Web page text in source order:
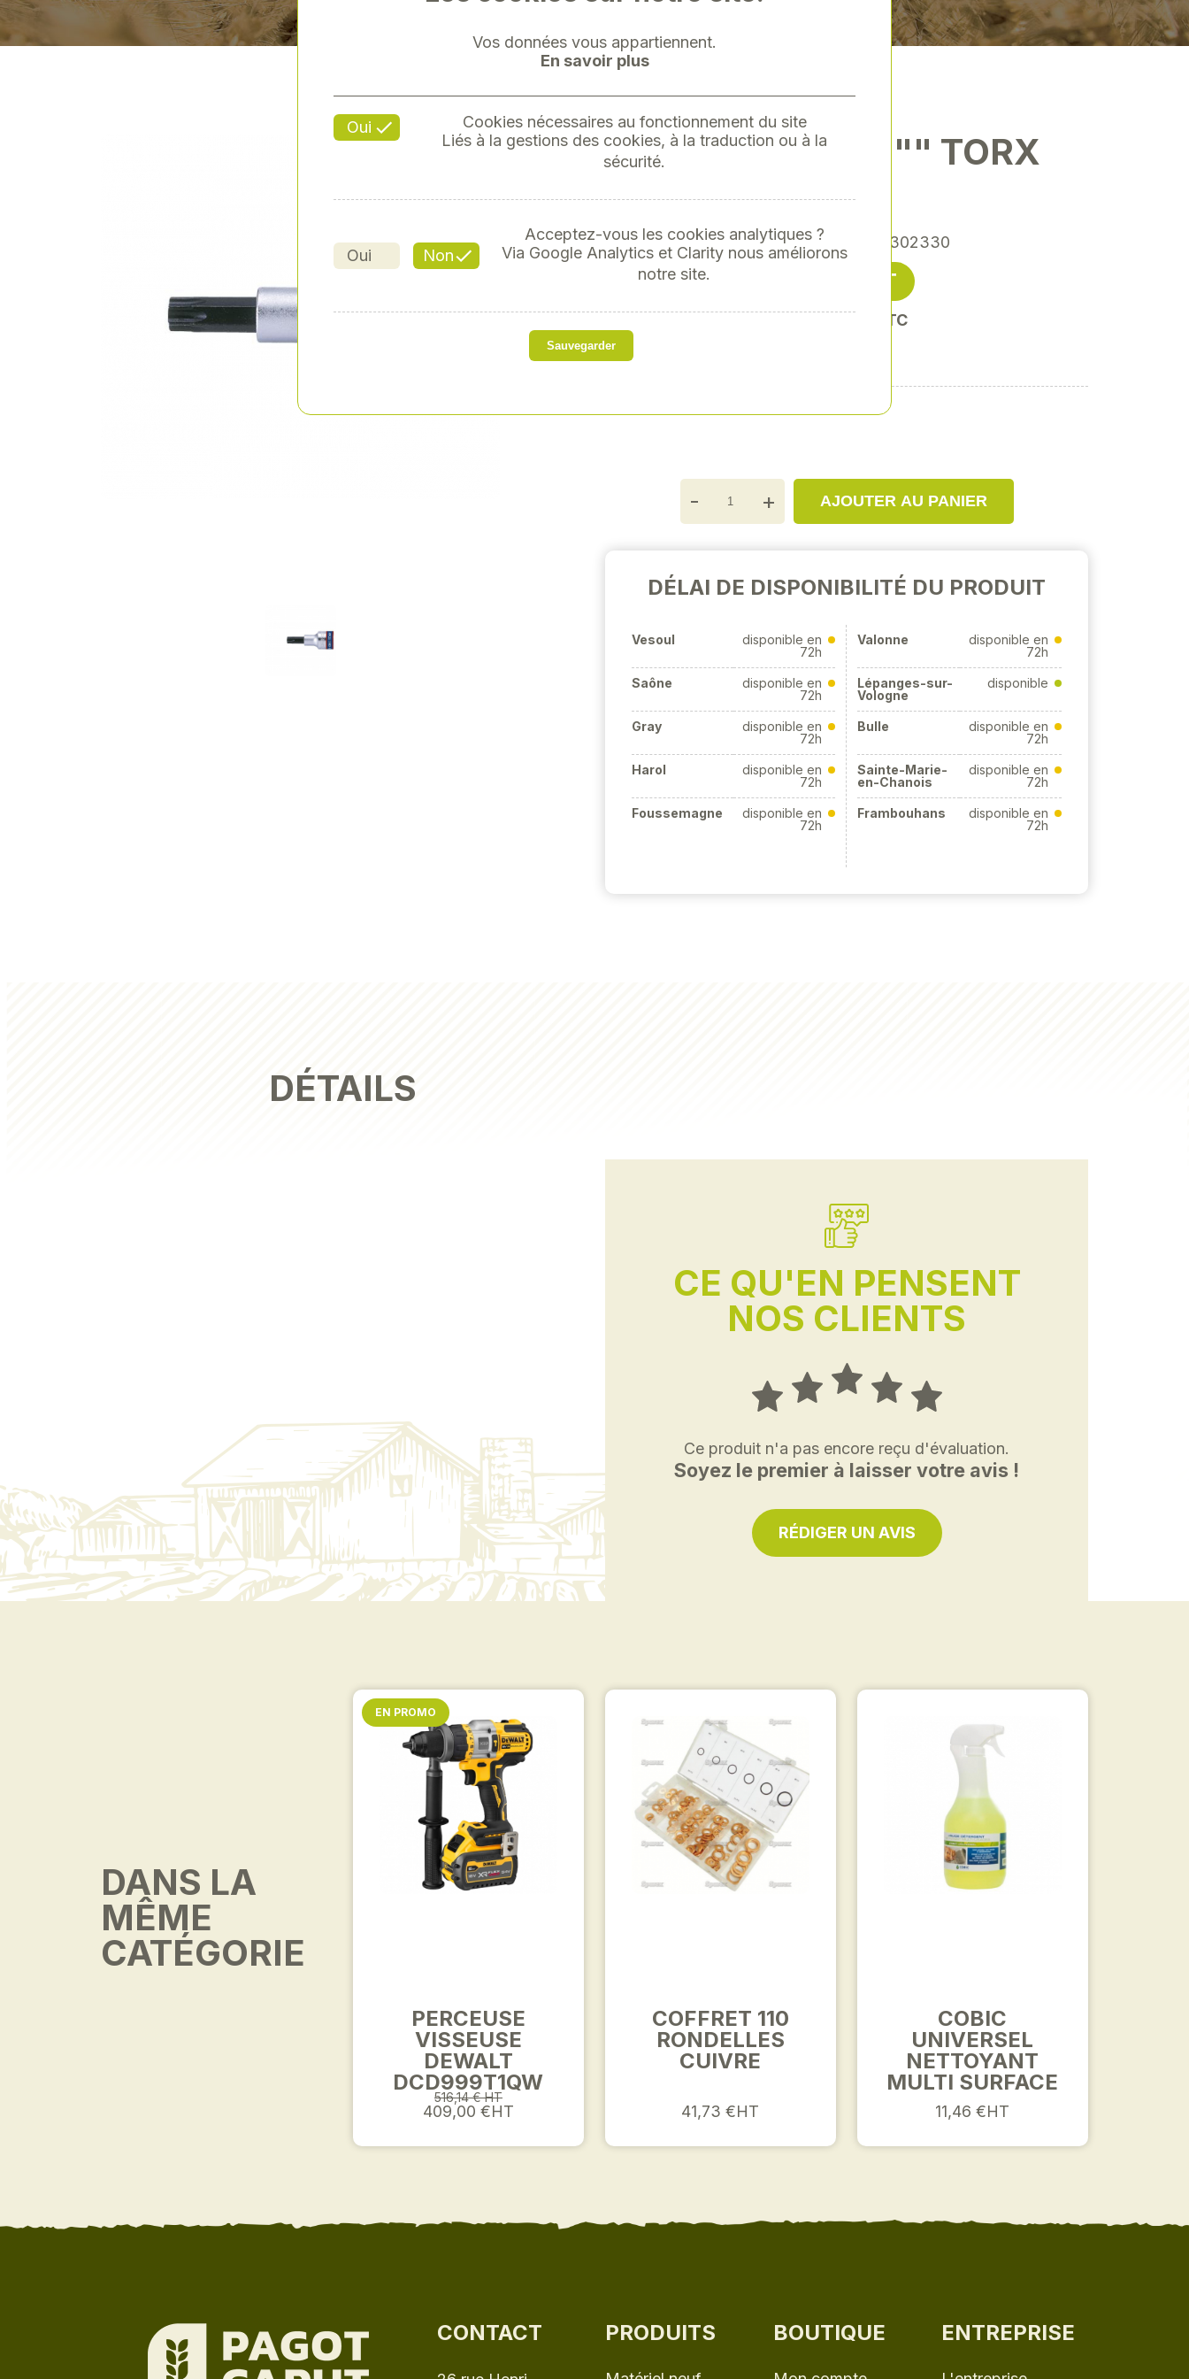
"DOUILLE 3/8"" TORX
T30"
Référence : XY-XY302330
10,11 € HT
soit 12,13 € TTC
- + AJOUTER AU PANIER
DÉLAI DE DISPONIBILITÉ DU PRODUIT
Vesoul
disponible en
72h
Saône
disponible en
72h
Gray
disponible en
72h
Harol
disponible en
72h
Foussemagne
disponible en
72h
Valonne
disponible en
72h
Lépanges-sur-
Vologne
disponible
Bulle
disponible en
72h
Sainte-Marie-
en-Chanois
disponible en
72h
Frambouhans
disponible en
72h
DÉTAILS
CE QU'EN PENSENT
NOS CLIENTS
Ce produit n'a pas encore reçu d'évaluation.
Soyez le premier à laisser votre avis !
RÉDIGER UN AVIS
DANS LA
MÊME
CATÉGORIE
PERCEUSE
VISSEUSE
DEWALT
DCD999T1QW
516,14 € HT
409,00 €HT
EN PROMO
COFFRET 110
RONDELLES
CUIVRE
41,73 €HT
COBIC
UNIVERSEL
NETTOYANT
MULTI SURFACE
11,46 €HT
CONTACT PRODUITS BOUTIQUE ENTREPRISE
Vos données vous appartiennent.
En savoir plus
Oui
Cookies nécessaires au fonctionnement du site
Liés à la gestions des cookies, à la traduction ou à la
sécurité.
Oui Non
Acceptez-vous les cookies analytiques ?
Via Google Analytics et Clarity nous améliorons
notre site.
Sauvegarder